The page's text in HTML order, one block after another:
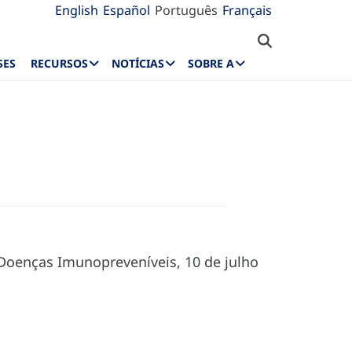
English Español Português Français
RECURSOS NOTÍCIAS SOBRE A
Imunopreveníveis, 10 de julho